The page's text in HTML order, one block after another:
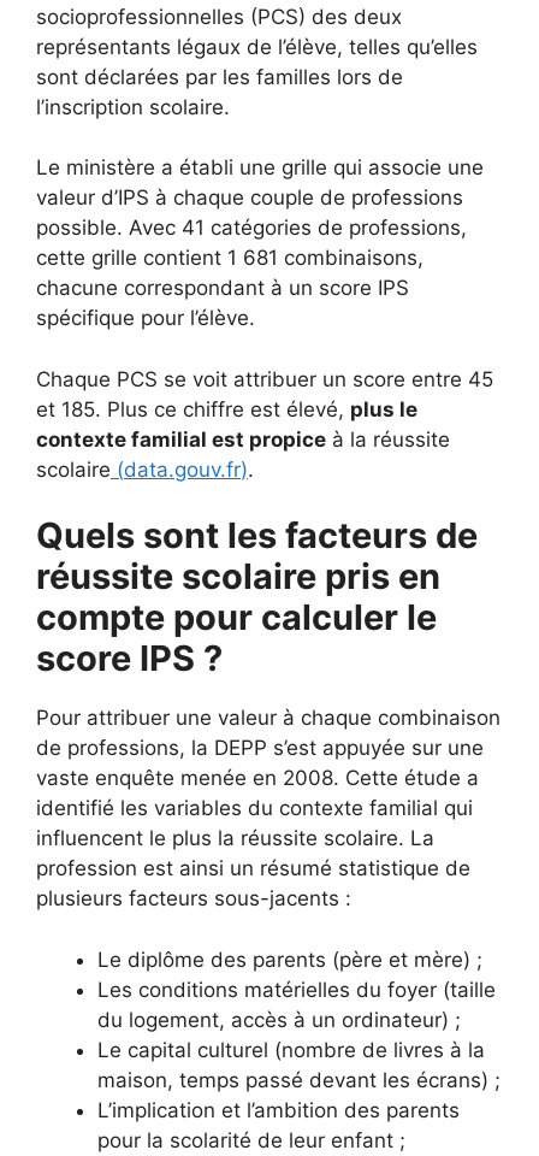
socioprofessionnelles (PCS) des deux
représentants légaux de l’élève, telles qu’elles
sont déclarées par les familles lors de
l’inscription scolaire.
Le ministère a établi une grille qui associe une
valeur d’IPS à chaque couple de professions
possible. Avec 41 catégories de professions,
cette grille contient 1 681 combinaisons,
chacune correspondant à un score IPS
spécifique pour l’élève.
Chaque PCS se voit attribuer un score entre 45
et 185. Plus ce chiffre est élevé, plus le
contexte familial est propice à la réussite
scolaire (data.gouv.fr).
Quels sont les facteurs de
réussite scolaire pris en
compte pour calculer le
score IPS ?
Pour attribuer une valeur à chaque combinaison
de professions, la DEPP s’est appuyée sur une
vaste enquête menée en 2008. Cette étude a
identifié les variables du contexte familial qui
influencent le plus la réussite scolaire. La
profession est ainsi un résumé statistique de
plusieurs facteurs sous-jacents :
Le diplôme des parents (père et mère) ;
Les conditions matérielles du foyer (taille
du logement, accès à un ordinateur) ;
Le capital culturel (nombre de livres à la
maison, temps passé devant les écrans) ;
L’implication et l’ambition des parents
pour la scolarité de leur enfant ;